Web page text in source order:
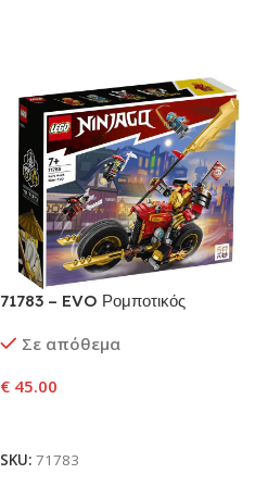
71783 – EVO Ρομποτικός
Σε απόθεμα
€ 45.00
SKU:71783